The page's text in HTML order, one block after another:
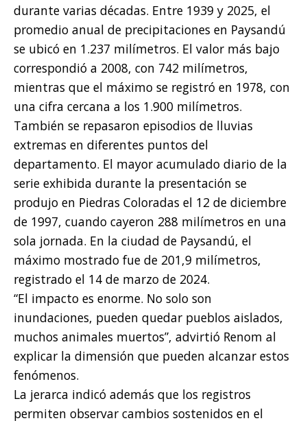
durante varias décadas. Entre 1939 y 2025, el
promedio anual de precipitaciones en Paysandú
se ubicó en 1.237 milímetros. El valor más bajo
correspondió a 2008, con 742 milímetros,
mientras que el máximo se registró en 1978, con
una cifra cercana a los 1.900 milímetros.
También se repasaron episodios de lluvias
extremas en diferentes puntos del
departamento. El mayor acumulado diario de la
serie exhibida durante la presentación se
produjo en Piedras Coloradas el 12 de diciembre
de 1997, cuando cayeron 288 milímetros en una
sola jornada. En la ciudad de Paysandú, el
máximo mostrado fue de 201,9 milímetros,
registrado el 14 de marzo de 2024.
“El impacto es enorme. No solo son
inundaciones, pueden quedar pueblos aislados,
muchos animales muertos”, advirtió Renom al
explicar la dimensión que pueden alcanzar estos
fenómenos.
La jerarca indicó además que los registros
permiten observar cambios sostenidos en el